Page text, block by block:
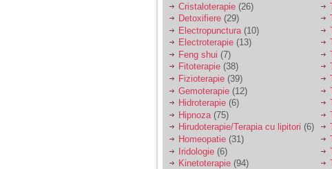
Cristaloterapie (26)
Detoxifiere (29)
Electropunctura (10)
Electroterapie (13)
Feng shui (7)
Fitoterapie (38)
Fizioterapie (39)
Gemoterapie (12)
Hidroterapie (6)
Hipnoza (75)
Hirudoterapie/Terapia cu lipitori (6)
Homeopatie (31)
Iridologie (6)
Kinetoterapie (94)